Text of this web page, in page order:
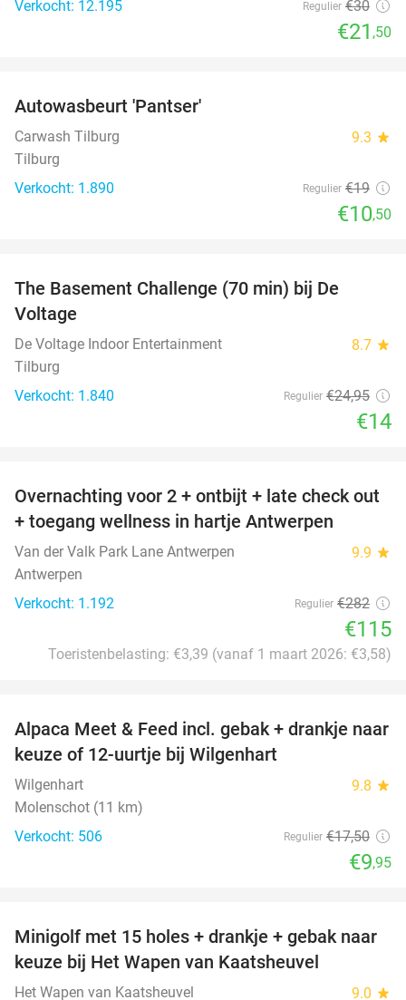
Verkocht: 12.195
Regulier €30
€21 ,50
Autowasbeurt 'Pantser'
Carwash Tilburg 9.3 star
Tilburg
Verkocht: 1.890
Regulier €19
€10,50
The Basement Challenge (70 min) bij De
Voltage
De Voltage Indoor Entertainment 8.7 star
Tilburg
Verkocht: 1.840
Regulier €24,95
€14
59%
Overnachting voor 2 + ontbijt + late check out
+ toegang wellness in hartje Antwerpen
Van der Valk Park Lane Antwerpen 9.9 star
Antwerpen
Verkocht: 1.192
Regulier €282
€115
Toeristenbelasting: €3,39 (vanaf 1 maart 2026: €3,58)
43%
Alpaca Meet & Feed incl. gebak + drankje naar
keuze of 12-uurtje bij Wilgenhart
Wilgenhart 9.8 star
Molenschot (11 km)
Verkocht: 506
Regulier €17,50
€9,95
41%
Minigolf met 15 holes + drankje + gebak naar
keuze bij Het Wapen van Kaatsheuvel
Het Wapen van Kaatsheuvel 9.0 star